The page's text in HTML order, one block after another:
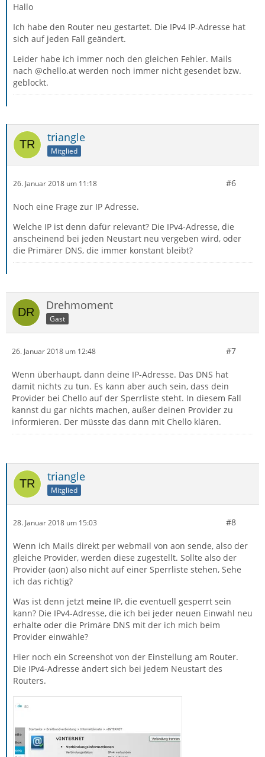
Hallo
Ich habe den Router neu gestartet. Die IPv4 IP-Adresse hat
sich auf jeden Fall geändert.
Leider habe ich immer noch den gleichen Fehler. Mails
nach @chello.at werden noch immer nicht gesendet bzw.
geblockt.
triangle
Mitglied
26. Januar 2018 um 11:18 #6
Noch eine Frage zur IP Adresse.
Welche IP ist denn dafür relevant? Die IPv4-Adresse, die
anscheinend bei jeden Neustart neu vergeben wird, oder
die Primärer DNS, die immer konstant bleibt?
Drehmoment
Gast
26. Januar 2018 um 12:48 #7
Wenn überhaupt, dann deine IP-Adresse. Das DNS hat
damit nichts zu tun. Es kann aber auch sein, dass dein
Provider bei Chello auf der Sperrliste steht. In diesem Fall
kannst du gar nichts machen, außer deinen Provider zu
informieren. Der müsste das dann mit Chello klären.
triangle
Mitglied
28. Januar 2018 um 15:03 #8
Wenn ich Mails direkt per webmail von aon sende, also der
gleiche Provider, werden diese zugestellt. Sollte also der
Provider (aon) also nicht auf einer Sperrliste stehen, Sehe
ich das richtig?
Was ist denn jetzt meine IP, die eventuell gesperrt sein
kann? Die IPv4-Adresse, die ich bei jeder neuen Einwahl neu
erhalte oder die Primäre DNS mit der ich mich beim
Provider einwähle?
Hier noch ein Screenshot von der Einstellung am Router.
Die IPv4-Adresse ändert sich bei jedem Neustart des
Routers.